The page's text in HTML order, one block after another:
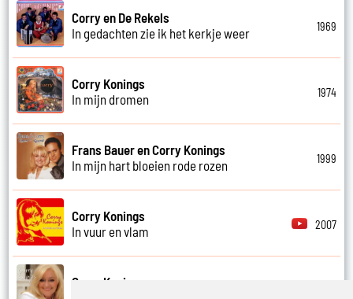
Corry en De Rekels
In gedachten zie ik het kerkje weer
1969
Corry Konings
In mijn dromen
1974
Frans Bauer en Corry Konings
In mijn hart bloeien rode rozen
1999
Corry Konings
In vuur en vlam
2007
Corry Konings